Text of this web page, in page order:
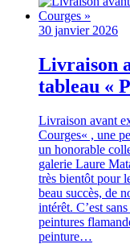
30 janvier 2026
Livraison
tableau «
Livraison avant
Courges« , une
un honorable
galerie Laure
très bientôt pour
beau succès, de
intérêt. C’est
peintures
peinture…